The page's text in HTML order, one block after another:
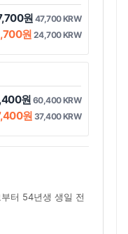
원 47,700 KRW
원24,700 KRW
원60,400 KRW
원 37,400 KRW
터 54년생 생일 전